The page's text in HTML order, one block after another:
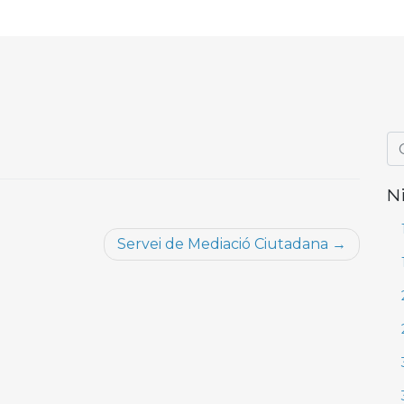
Servei de Mediació Ciutadana